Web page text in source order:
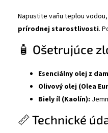
Napustite vaňu teplou
prírodnej starostlivosti.
🧴 Ošetrujúce
Esenciálny olej z
Olivový olej (Olea
Biely íl (Kaolín):
📏 Technické